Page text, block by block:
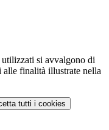
si avvalgono di
alle finalità illustrate nella
tutti i cookies